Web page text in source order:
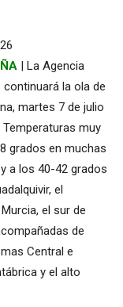
| La Agencia
la ola de
martes 7 de julio
muy
grados en muchas
a los 40-42 grados
el
el sur de
de
Central e
y el alto